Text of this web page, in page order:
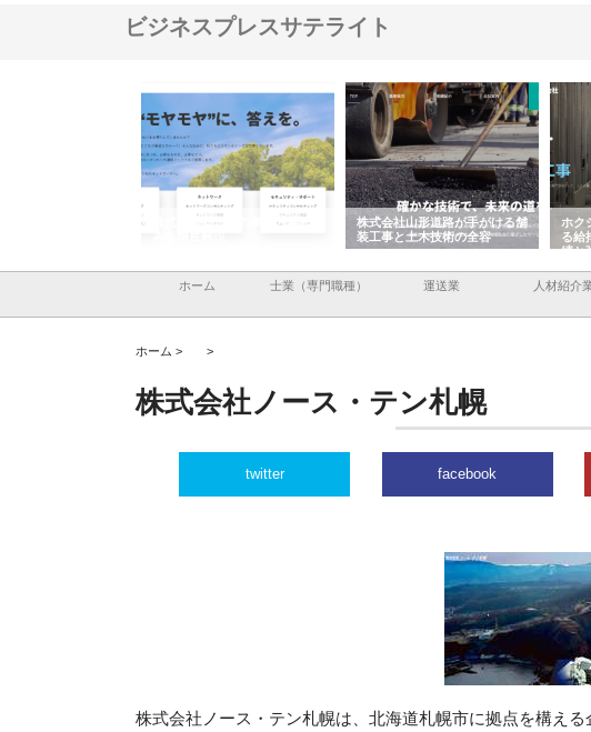
ビジネスプレスサテライト
株式会社ＣＳＡの事業内容と強
株式会社山形道路が手がける舗
装工事と土木技術の全容
ホク
る給
績と
ホーム 士業（専門職種） 運送業 人材紹介
ホーム > >
株式会社ノース・テン札幌
twitter facebook
株式会社ノース・テン札幌は、北海道札幌市に拠点を構え